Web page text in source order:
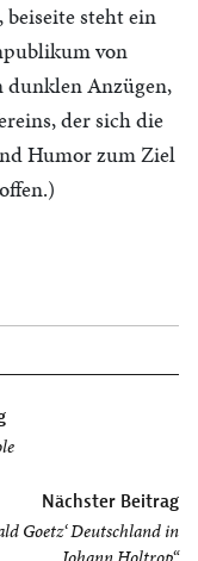
steht ein
von
Anzügen,
der sich die
Humor zum Ziel
Nächster Beitrag
Goetz‘ Deutschland in